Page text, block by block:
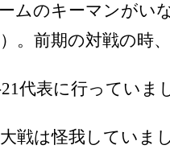
ムのキーマンがい
。前期の対戦の時
代表に行っていま
戦は怪我していま